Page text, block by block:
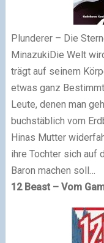
Plunderer – Die
MinazukiDie Welt
trägt auf seinem
etwas ganz
Leute, denen man
buchstäblich vom
Hinas Mutter
ihre Tochter sich auf
Baron machen soll…
12 Beast – Vom